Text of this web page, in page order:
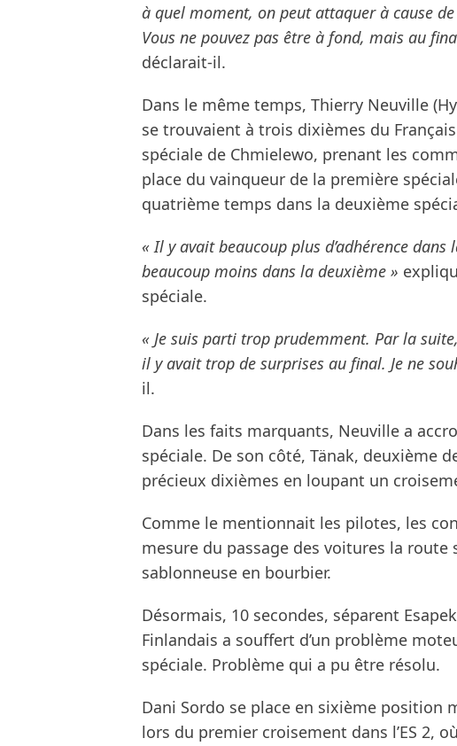
à quel moment, on peut attaquer à cause
Vous ne pouvez pas être à fond, mais au
déclarait-il.
Dans le même temps, Thierry Neuville
se trouvaient à trois dixièmes du
spéciale de Chmielewo, prenant les
place du vainqueur de la première
quatrième temps dans la deuxième
« Il y avait beaucoup plus d’adhérence
beaucoup moins dans la deuxième »
spéciale.
« Je suis parti trop prudemment. Par la
il y avait trop de surprises au final. Je ne
il.
Dans les faits marquants, Neuville a
spéciale. De son côté, Tänak, deuxième
précieux dixièmes en loupant un
Comme le mentionnait les pilotes, les
mesure du passage des voitures la
sablonneuse en bourbier.
Désormais, 10 secondes, séparent
Finlandais a souffert d’un problème
spéciale. Problème qui a pu être résolu.
Dani Sordo se place en sixième position
lors du premier croisement dans l’ES 2,